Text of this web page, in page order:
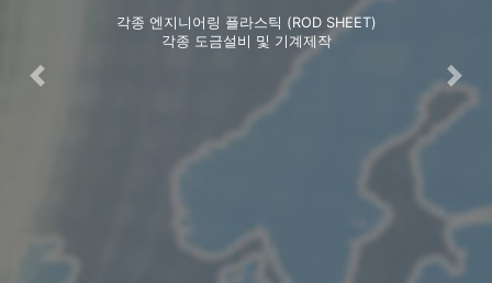
각종 엔지니어링 플라스틱 (ROD SHEET)
각종 도금설비 및 기계제작
Previous Next